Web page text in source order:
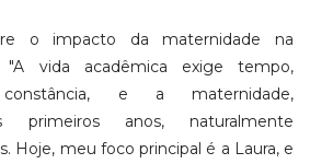
o impacto da maternidade na
"A vida acadêmica exige tempo,
e a maternidade,
primeiros anos, naturalmente
Hoje, meu foco principal é a Laura, e